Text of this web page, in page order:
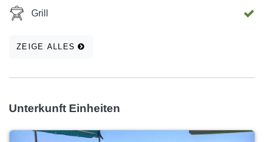
Grill
ZEIGE ALLES
Unterkunft Einheiten